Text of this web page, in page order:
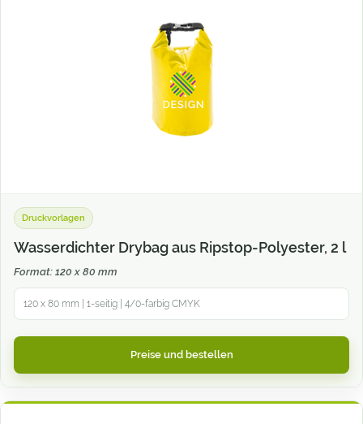
Druckvorlagen
Wasserdichter Drybag aus Ripstop-Polyester, 2 l
Format: 120 x 80 mm
120 x 80 mm | 1-seitig | 4/0-farbig CMYK
Preise und bestellen